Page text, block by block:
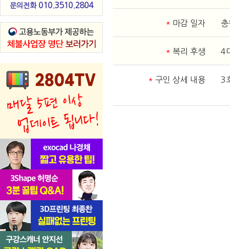
문의전화 010.3510.2804
* 마감 일자
* 복리 후생 4
* 구인 상세 내용 3